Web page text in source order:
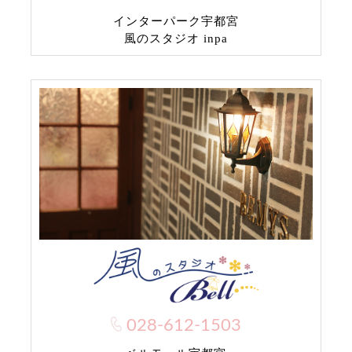
インターパーク宇都宮
風のスタジオ inpa
028-612-1503